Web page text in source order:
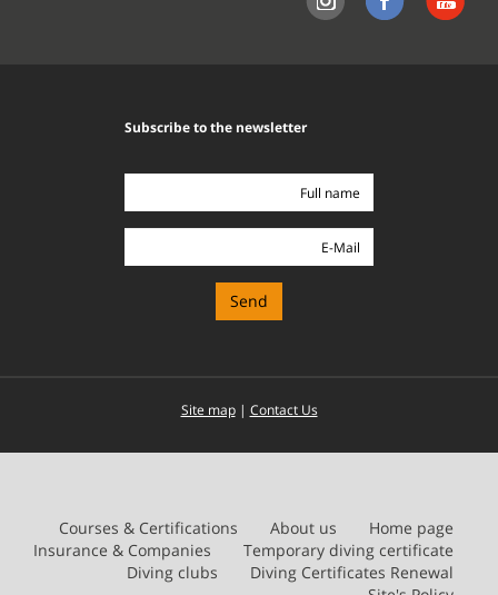
Subscribe to the newsletter
Site map| Contact Us
Home page
About us
Courses & Certifications
Temporary diving certificate
Insurance & Companies
Diving Certificates Renewal
Diving clubs